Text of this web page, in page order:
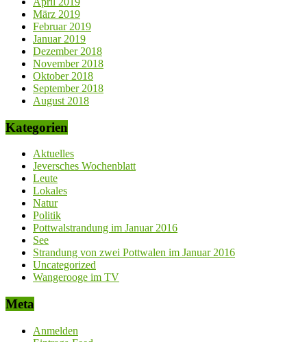
März 2019
Februar 2019
Januar 2019
Dezember 2018
November 2018
Oktober 2018
September 2018
August 2018
Kategorien
Aktuelles
Jeversches Wochenblatt
Leute
Lokales
Natur
Politik
Pottwalstrandung im Januar 2016
See
Strandung von zwei Pottwalen im Januar 2016
Uncategorized
Wangerooge im TV
Meta
Anmelden